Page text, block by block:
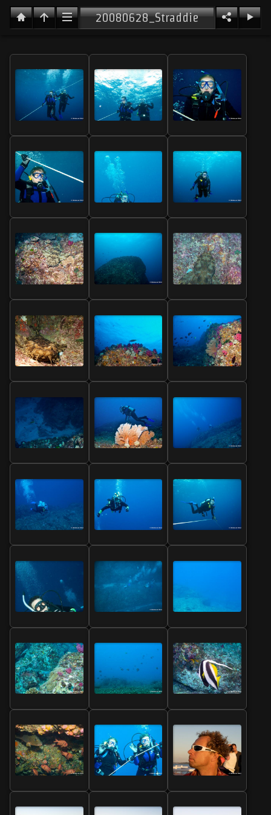
20080628_Straddie